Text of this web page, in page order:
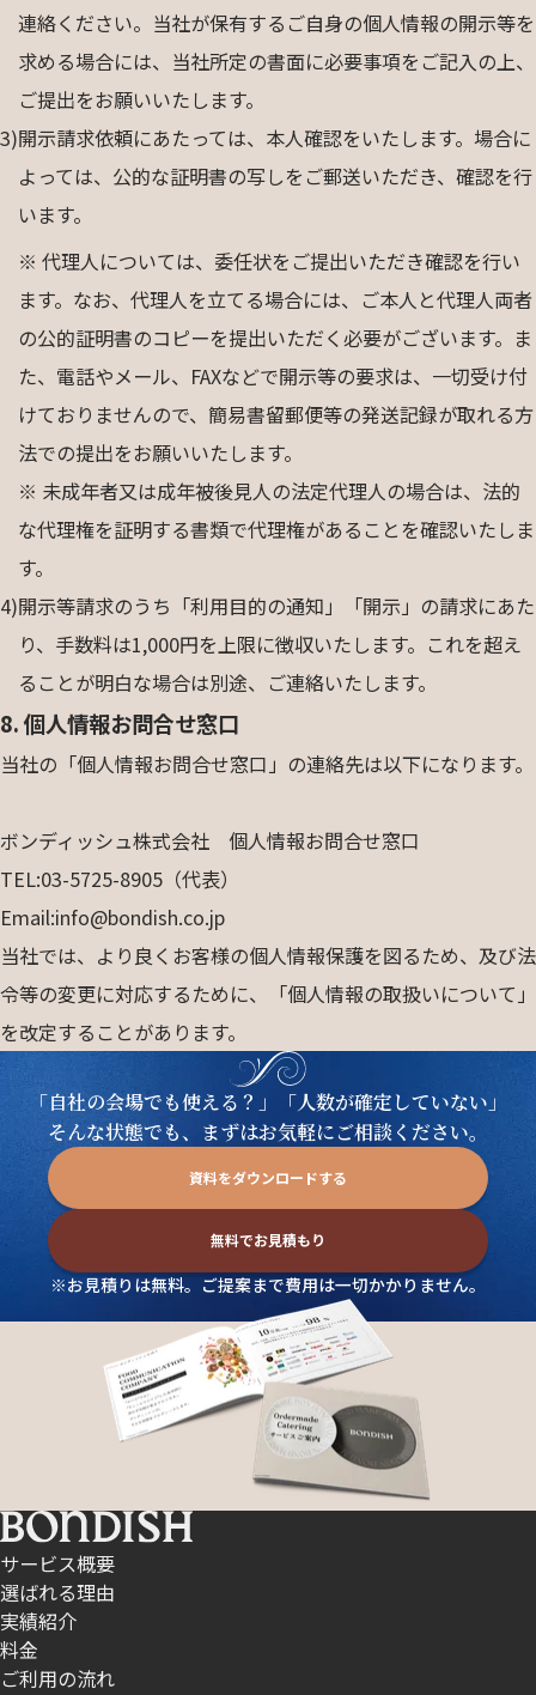
連絡ください。当社が保有するご自身の個人情報の開示等を
求める場合には、当社所定の書面に必要事項をご記入の上、
ご提出をお願いいたします。
3)開示請求依頼にあたっては、本人確認をいたします。場合に
よっては、公的な証明書の写しをご郵送いただき、確認を行
います。
※ 代理人については、委任状をご提出いただき確認を行い
ます。なお、代理人を立てる場合には、ご本人と代理人両者
の公的証明書のコピーを提出いただく必要がございます。ま
た、電話やメール、FAXなどで開示等の要求は、一切受け付
けておりませんので、簡易書留郵便等の発送記録が取れる方
法での提出をお願いいたします。
※ 未成年者又は成年被後見人の法定代理人の場合は、法的
な代理権を証明する書類で代理権があることを確認いたしま
す。
4)開示等請求のうち「利用目的の通知」「開示」の請求にあた
り、手数料は1,000円を上限に徴収いたします。これを超え
ることが明白な場合は別途、ご連絡いたします。
8. 個人情報お問合せ窓口
当社の「個人情報お問合せ窓口」の連絡先は以下になります。
ボンディッシュ株式会社 個人情報お問合せ窓口
TEL:03-5725-8905（代表）
Email:info@bondish.co.jp
当社では、より良くお客様の個人情報保護を図るため、及び法
令等の変更に対応するために、「個人情報の取扱いについて」
を改定することがあります。
「自社の会場でも使える？」「人数が確定していない」
そんな状態でも、まずはお気軽にご相談ください。
資料をダウンロードする
無料でお見積もり
※お見積りは無料。ご提案まで費用は一切かかりません。
サービス概要
選ばれる理由
実績紹介
料金
ご利用の流れ